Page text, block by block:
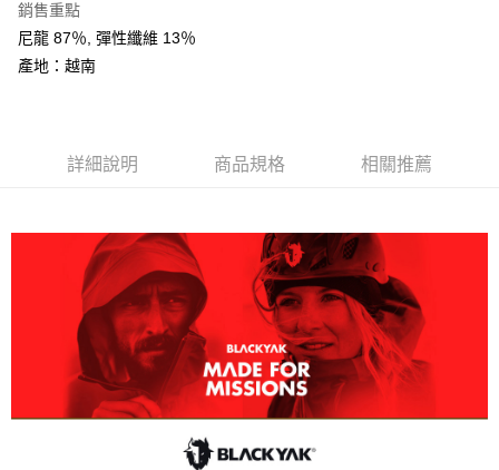
１．簡單：不需註冊會員、不需綁卡、不需儲值。
２．便利：只要手機號碼，簡訊認證，即可結帳。
３．安心：先確認商品／服務後，再付款。
２．訂單成立數日內，您將收到繳費通知簡訊。
３．收到繳費通知簡訊後14天內，點擊此簡訊中的連結，可透過四大超商／
購買商品的店家。未經商家同意取消之訂單仍視為有效，需透過AFTEE先享
後付繳納相關費用。
※ 交易是否成功請以「AFTEE先享後付 」之結帳頁面顯示為準，若有關於
是否繳費成功／繳費後需取消欲退款等相關疑問，請聯繫「AFTEE先享後付
客戶支援中心」https://netprotections.freshdesk.com/support/home
【注意事項】
１．透過由恩沛科技股份有限公司提供之「AFTEE先享後付」服務完成之交
易，需依本服務之必要範圍內提供個人資料，並將交易相關給付款項請求債
權轉讓予恩沛科技股份有限公司。
２．關於個人資料處理事宜，請瀏覽以下網址：
https://aftee.tw/terms/#terms3
運送方式
全家取貨付款
每筆NT$60，滿NT$599(含以上)免運費
每筆NT$60，滿NT$799(含以上)免運費
付款後萊爾富取貨
每筆NT$60，滿NT$799(含以上)免運費
7-11取貨付款
每筆NT$60，滿NT$799(含以上)免運費
付款後7-11取貨
每筆NT$60，滿NT$799(含以上)免運費
銷售重點
尼龍 87％, 彈性纖維 13％
產地：越南
詳細說明 商品規格 相關推薦